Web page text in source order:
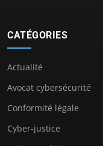
CATÉGORIES
Actualité
Avocat cybersécurité
Conformité légale
Cyber-justice